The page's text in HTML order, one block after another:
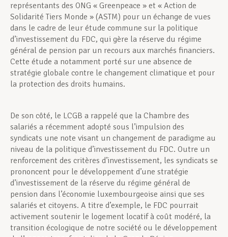
représentants des ONG « Greenpeace » et « Action de
Solidarité Tiers Monde » (ASTM) pour un échange de vues
dans le cadre de leur étude commune sur la politique
d’investissement du FDC, qui gère la réserve du régime
général de pension par un recours aux marchés financiers.
Cette étude a notamment porté sur une absence de
stratégie globale contre le changement climatique et pour
la protection des droits humains.
De son côté, le LCGB a rappelé que la Chambre des
salariés a récemment adopté sous l’impulsion des
syndicats une note visant un changement de paradigme au
niveau de la politique d’investissement du FDC. Outre un
renforcement des critères d’investissement, les syndicats se
prononcent pour le développement d’une stratégie
d’investissement de la réserve du régime général de
pension dans l’économie luxembourgeoise ainsi que ses
salariés et citoyens. A titre d’exemple, le FDC pourrait
activement soutenir le logement locatif à coût modéré, la
transition écologique de notre société ou le développement